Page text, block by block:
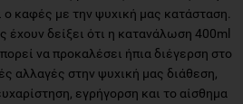
ο καφές με την ψυχική μας κατάσταση.
έχουν δείξει ότι η κατανάλωση 400ml
να προκαλέσει ήπια διέγερση στο
αλλαγές στην ψυχική μας διάθεση,
εγρήγορση και το αίσθημα